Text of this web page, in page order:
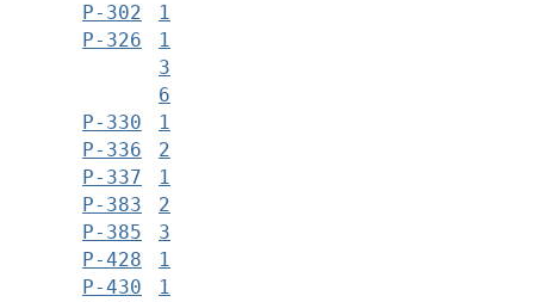
Р-302
1
Р-326
1
3
6
Р-330
1
Р-336
2
Р-337
1
Р-383
2
Р-385
3
Р-428
1
Р-430
1